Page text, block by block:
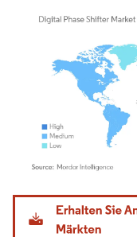
Bild © Mordor Intelligence.